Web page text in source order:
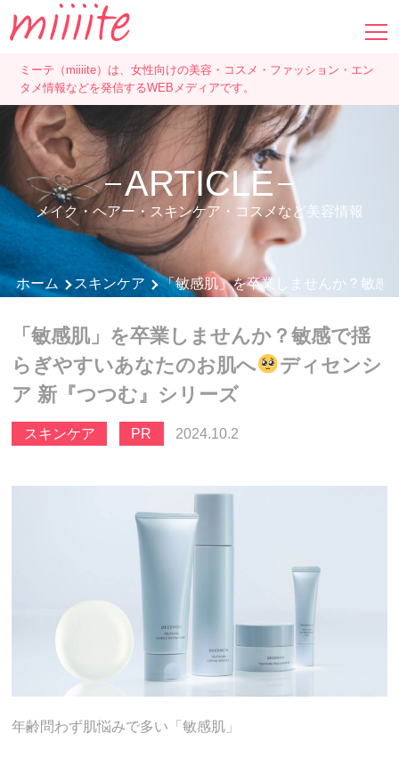
ミーテ（miiiite）は、女性向けの美容・コスメ・ファッション・エン
タメ情報などを発信するWEBメディアです。
ARTICLE
メイク・ヘアー・スキンケア・コスメなど美容情報
ホーム スキンケア 「敏感肌」を卒業しませんか？敏感
「敏感肌」を卒業しませんか？敏感で揺
らぎやすいあなたのお肌へ
ディセンシ
ア 新『つつむ』シリーズ
スキンケア PR 2024.10.2
年齢問わず肌悩みで多い「敏感肌」